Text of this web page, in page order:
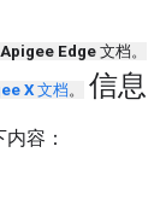
Apigee Edge 文档。
X文档。 信息
容：